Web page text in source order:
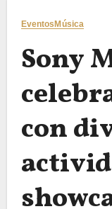
EventosMúsica
Sony
con